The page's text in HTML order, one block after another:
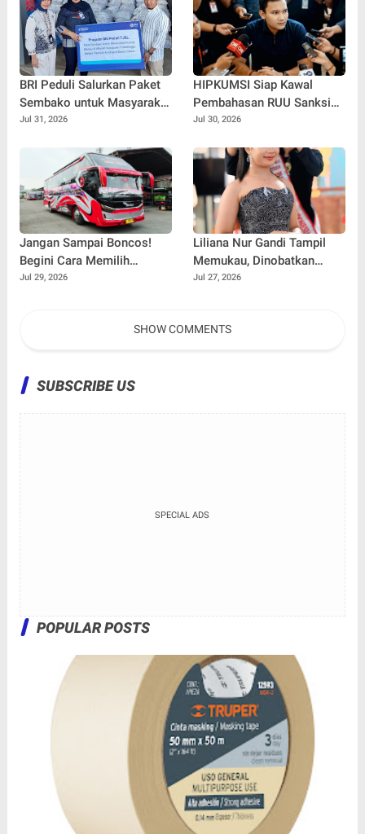
BRI Peduli Salurkan Paket
Sembako untuk Masyarakat
Kurang Mampu di
Jul 31, 2026
HIPKUMSI Siap Kawal
Pembahasan RUU Sanksi
Pidana Penyimpangan
Jul 30, 2026
Jangan Sampai Boncos!
Begini Cara Memilih
Kendaraan untuk Liburan
Jul 29, 2026
Liliana Nur Gandi Tampil
Memukau, Dinobatkan
sebagai Best Speech Duta
Jul 27, 2026
SHOW COMMENTS
SUBSCRIBE US
SPECIAL ADS
POPULAR POSTS